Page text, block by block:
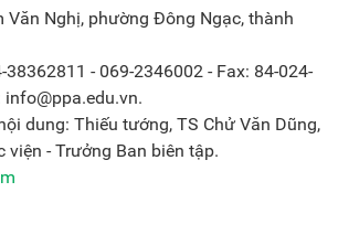
Văn Nghị, phường Đông Ngạc, thành
- 069-2346002 - Fax: 84-024-
dung: Thiếu tướng, TS Chử Văn Dũng,
viện - Trưởng Ban biên tập.